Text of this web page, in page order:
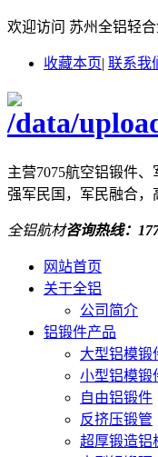
欢迎访问 苏州全铝轻
收藏本页| 联系我
主营7075航空铝锻件
强军民国，军民融合，
全铝航材咨询热线：
网站首页
关于全铝
公司简介
铝锻件产品
大型铝模锻
小型铝模锻
自由铝锻件
反挤压锻管
超厚锻造铝